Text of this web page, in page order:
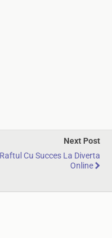
Next Post
Raftul Cu Succes La Diverta
Online